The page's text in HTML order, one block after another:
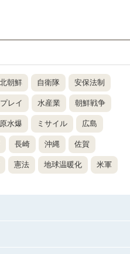
北朝鮮 自衛隊 安保法制
レイ 水産業 朝鮮戦争
原水爆 ミサイル 広島
長崎 沖縄 佐賀
憲法 地球温暖化 米軍